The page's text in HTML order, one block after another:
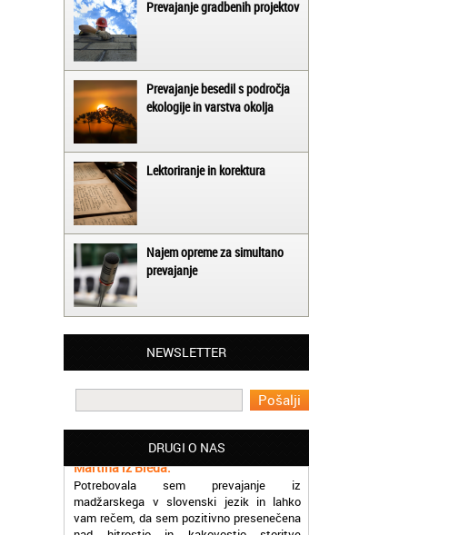
Prevajanje gradbenih projektov
Prevajanje besedil s področja
ekologije in varstva okolja
Lektoriranje in korektura
Najem opreme za simultano
prevajanje
NEWSLETTER
DRUGI O NAS
Matjaž iz Ajdovščine:
Lahko pohvalim vse zaposlene v Akademiji
Oxford, ker so resnično profesionalni in
prevajalske storitve opravljajo hitro in
Martina iz Bleda:
Potrebovala sem prevajanje iz
madžarskega v slovenski jezik in lahko
vam rečem, da sem pozitivno presenečena
nad hitrostjo in kakovostjo storitve
prevajalcev Akademije Oxford.